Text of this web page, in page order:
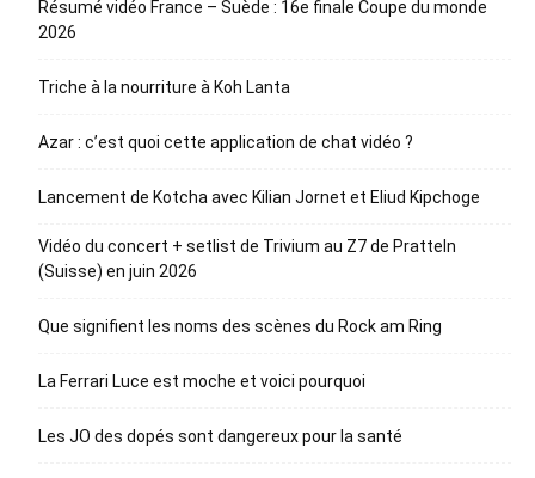
Résumé vidéo France – Suède : 16e finale Coupe du monde
2026
Triche à la nourriture à Koh Lanta
Azar : c’est quoi cette application de chat vidéo ?
Lancement de Kotcha avec Kilian Jornet et Eliud Kipchoge
Vidéo du concert + setlist de Trivium au Z7 de Pratteln
(Suisse) en juin 2026
Que signifient les noms des scènes du Rock am Ring
La Ferrari Luce est moche et voici pourquoi
Les JO des dopés sont dangereux pour la santé